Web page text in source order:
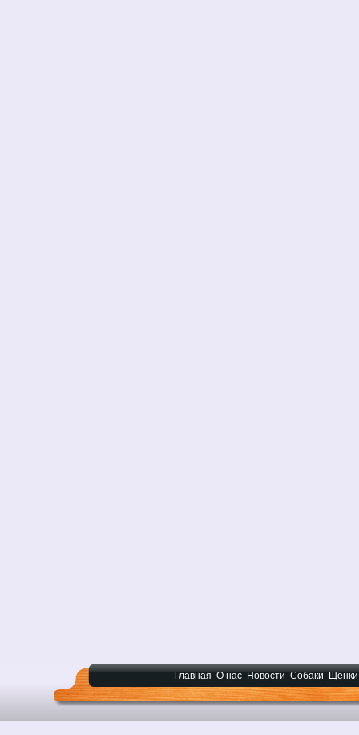
Главная О нас Новости Собаки Щенки